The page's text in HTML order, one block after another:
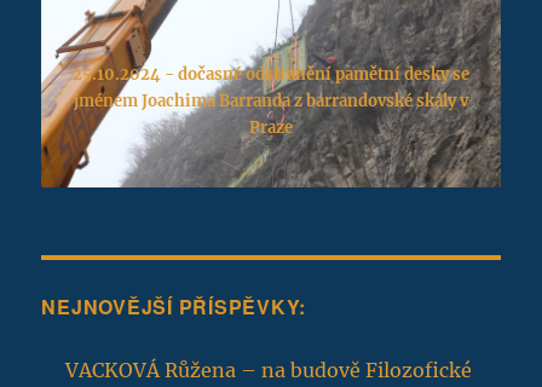
25.10.2024 - dočasné odstranění pamětní desky se
jménem Joachima Barranda z barrandovské skály v
Praze
NEJNOVĚJŠÍ PŘÍSPĚVKY:
VACKOVÁ Růžena – na budově Filozofické